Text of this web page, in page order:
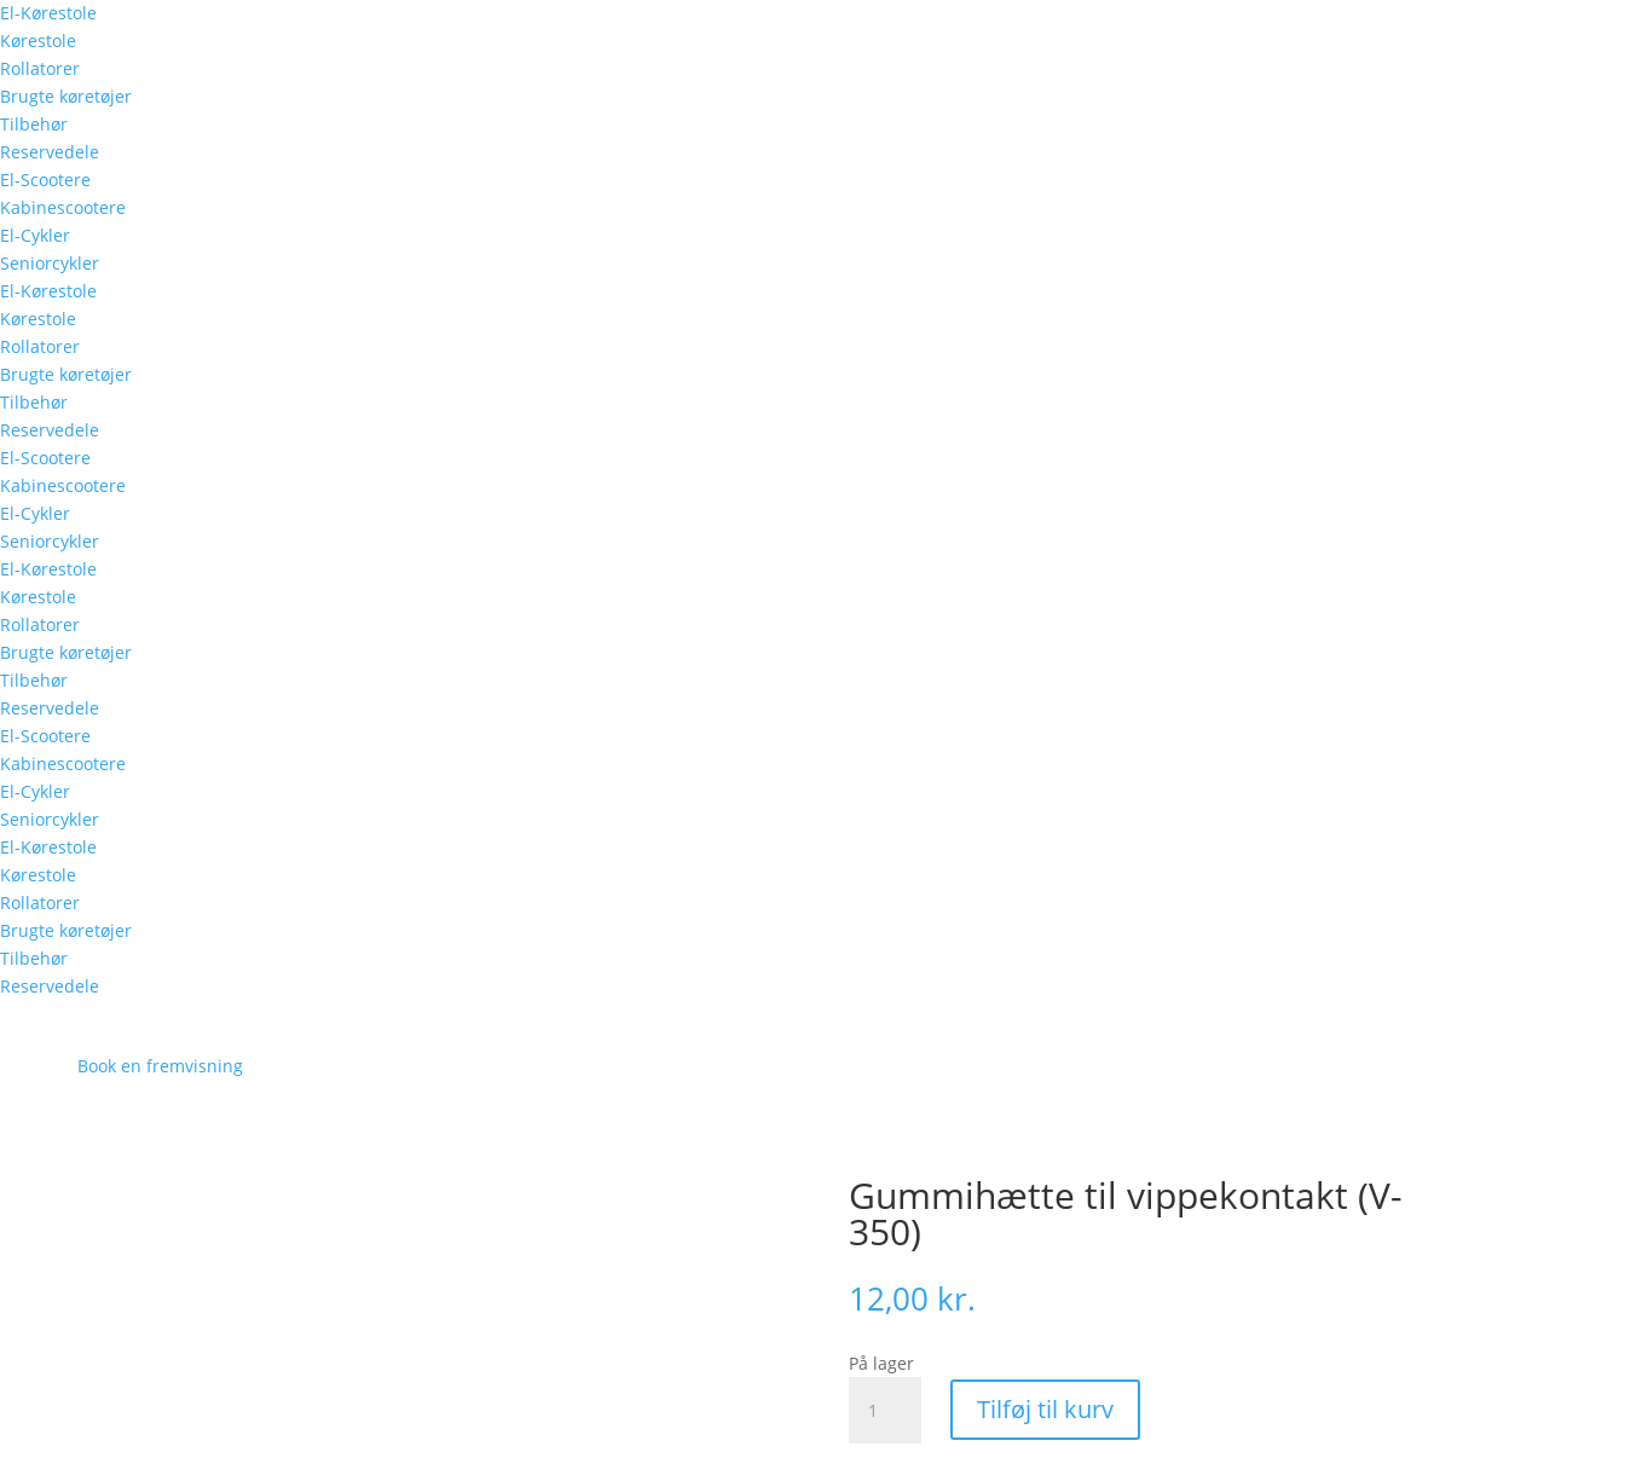
El-Kørestole
Kørestole
Rollatorer
Brugte køretøjer
Tilbehør
Reservedele
El-Scootere
Kabinescootere
El-Cykler
Seniorcykler
El-Kørestole
Kørestole
Rollatorer
Brugte køretøjer
Tilbehør
Reservedele
El-Scootere
Kabinescootere
El-Cykler
Seniorcykler
El-Kørestole
Kørestole
Rollatorer
Brugte køretøjer
Tilbehør
Reservedele
El-Scootere
Kabinescootere
El-Cykler
Seniorcykler
El-Kørestole
Kørestole
Rollatorer
Brugte køretøjer
Tilbehør
Reservedele
Book en fremvisning
Gummihætte til vippekontakt (V-
350)
12,00 kr.
På lager
Gummihætte
vippekontakt
Tilføj til kurv